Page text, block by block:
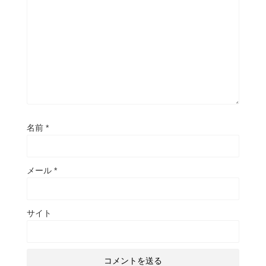
名前 *
メール *
サイト